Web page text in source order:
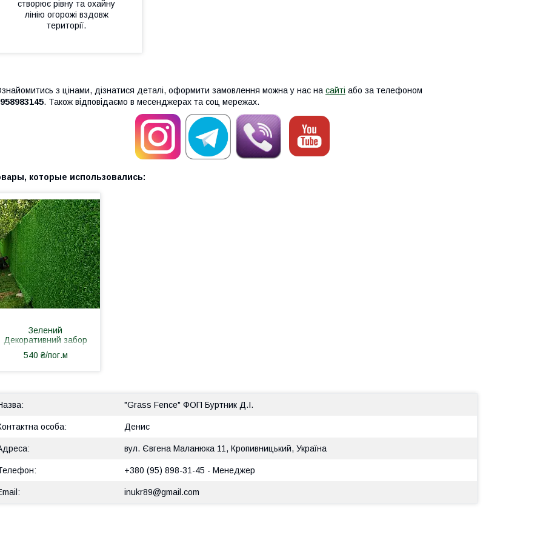
створює рівну та охайну
лінію огорожі вздовж
території.
з цінами, дізнатися деталі, оформити замовлення можна у нас на сайті або за телефоном
. Також відповідаємо в месенджерах та соц мережах.
Зелений
Декоративний забор
"ВИСОТА 1.2 м"
Зелена Декоративна
540 ₴/пог.м
"Grass Fence" ФОП Буртник Д.І.
Денис
вул. Євгена Маланюка 11, Кропивницький, Україна
+380 (95) 898-31-45 Менеджер
inukr89@gmail.com